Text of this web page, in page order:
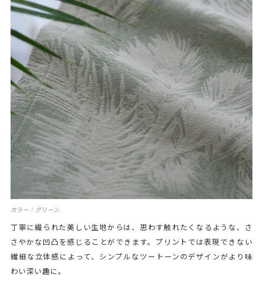
カラー：グリーン
丁寧に織られた美しい生地からは、思わす触れたくなるような、さ
さやかな凹凸を感じることができます。プリントでは表現できない
繊細な立体感によって、シンプルなツートーンのデザインがより味
わい深い趣に。